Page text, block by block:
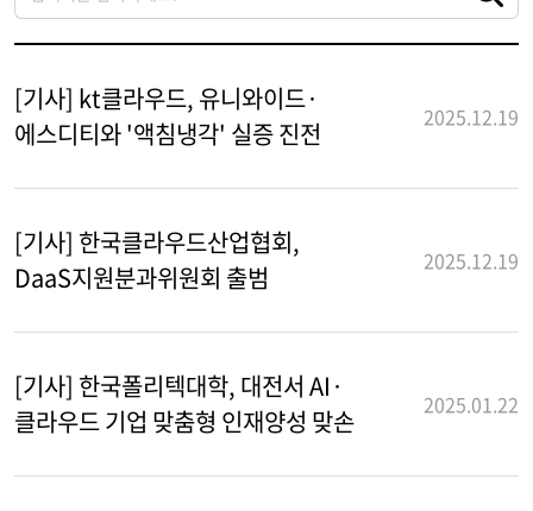
[기사] kt클라우드, 유니와이드·
에스디티와 '액침냉각' 실증 진전
2025.12.19
[기사] 한국클라우드산업협회,
DaaS지원분과위원회 출범
2025.12.19
[기사] 한국폴리텍대학, 대전서 AI·
클라우드 기업 맞춤형 인재양성 맞손
2025.01.22